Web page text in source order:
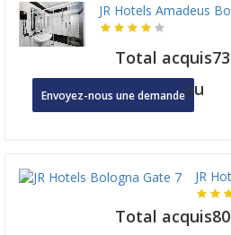
JR Hotels Amadeus
Total
Envoyez-nous une demandeou
JR
Total